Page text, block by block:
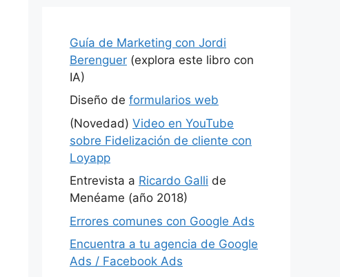
Guía de Marketing con Jordi
Berenguer (explora este libro con
IA)
Diseño de formularios web
(Novedad) Video en YouTube
sobre Fidelización de cliente con
Loyapp
Entrevista a Ricardo Galli de
Menéame (año 2018)
Errores comunes con Google Ads
Encuentra a tu agencia de Google
Ads / Facebook Ads